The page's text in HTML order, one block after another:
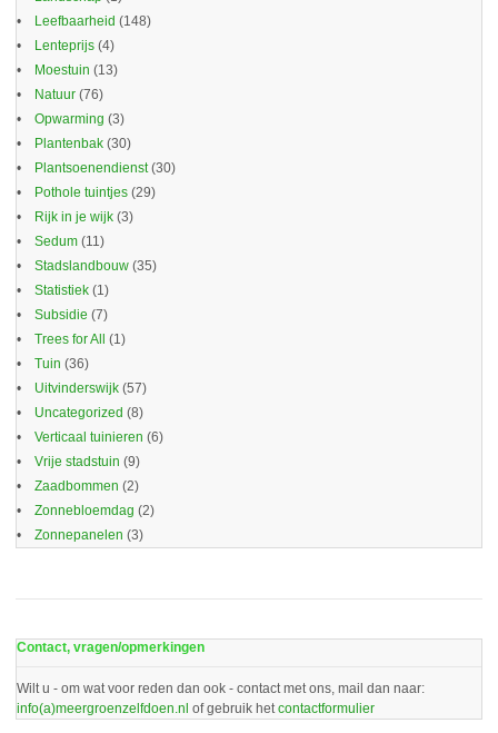
Leefbaarheid (148)
Lenteprijs (4)
Moestuin (13)
Natuur (76)
Opwarming (3)
Plantenbak (30)
Plantsoenendienst(30)
Pothole tuintjes (29)
Rijk in je wijk (3)
Sedum (11)
Stadslandbouw (35)
Statistiek (1)
Subsidie (7)
Trees for All
(1)
Tuin (36)
Uitvinderswijk (57)
Uncategorized (8)
Verticaal tuinieren (6)
Vrije stadstuin (9)
Zaadbommen (2)
Zonnebloemdag (2)
Zonnepanelen (3)
Contact, vragen/opmerkingen
Wilt u - om wat voor reden dan ook - contact met ons, mail dan naar:
info(a)meergroenzelfdoen.nl of gebruik het contactformulier